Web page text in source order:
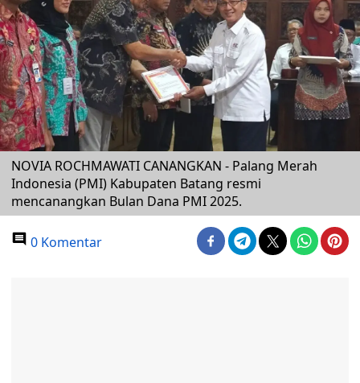
NOVIA ROCHMAWATI CANANGKAN - Palang Merah
Indonesia (PMI) Kabupaten Batang resmi
mencanangkan Bulan Dana PMI 2025.
0 Komentar